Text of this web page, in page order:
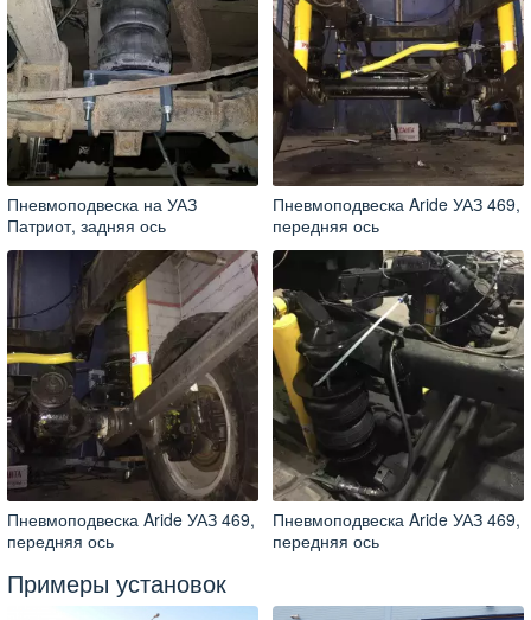
Пневмоподвеска на УАЗ
Патриот, задняя ось
Пневмоподвеска Aride УАЗ 469,
передняя ось
Пневмоподвеска Aride УАЗ 469,
передняя ось
Пневмоподвеска Aride УАЗ 469,
передняя ось
Примеры установок